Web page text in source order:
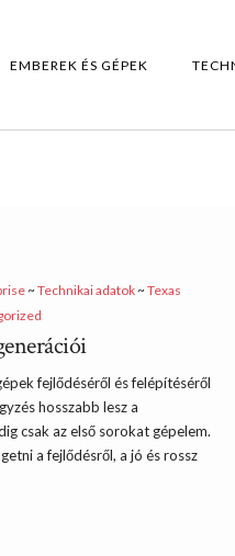
EMBEREK ÉS GÉPEK
~Technikai adatok~Texas
fejlődéséről és felépítéséről
hosszabb lesz a
csak az első sorokat gépelem.
a fejlődésről, a jó és rossz